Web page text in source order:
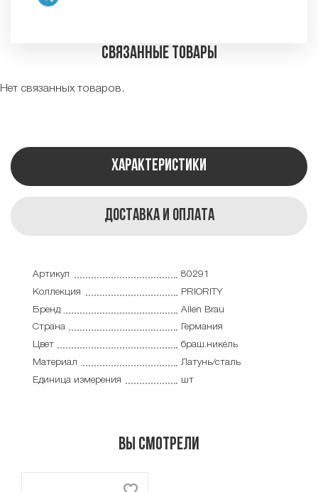
Связанные товары
Нет связанных товаров.
Характеристики
Доставка и оплата
Артикул
80291
Коллекция
PRIORITY
Бренд
Allen Brau
Страна
Германия
Цвет
браш.никель
Материал
Латунь/сталь
Единица измерения
шт
Вы смотрели